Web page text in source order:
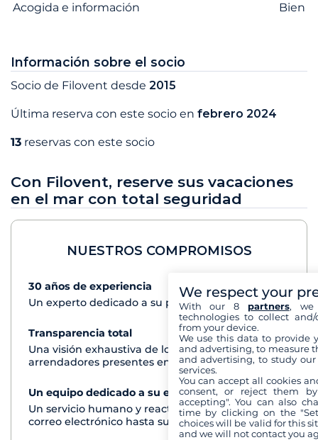
Acogida e información Bien
Información sobre el socio
Socio de Filovent desde 2015
Última reserva con este socio en febrero 2024
13 reservas con este socio
Con Filovent, reserve sus vacaciones
en el mar con total seguridad
NUESTROS COMPROMISOS
30 años de experiencia
Ver+
Un experto dedicado a su proyecto de crucero
Transparencia total
Una visión exhaustiva de los barcos de todos los
arrendadores presentes en cada destino
Un equipo dedicado a su experiencia
Ver+
Un servicio humano y reactivo por teléfono o
correo electrónico hasta su regreso del crucero
We respect your
With our 8 partners, we
technologies to collect
from your device.
We use this data to provide
and advertising, to measure
and advertising, to study
services.
You can accept all cookies
consent, or reject them
accepting". You can also
time by clicking on the
choices will be valid for this
and we will not contact you